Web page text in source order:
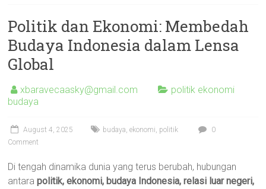
Politik dan Ekonomi: Membedah
Budaya Indonesia dalam Lensa
Global
xbaravecaasky@gmail.com
politik ekonomi
budaya
August 4, 2025 budaya,ekonomi, politik
0
Comment
Di tengah dinamika dunia yang terus berubah, hubungan
antarapolitik, ekonomi, budaya Indonesia, relasi luar negeri,